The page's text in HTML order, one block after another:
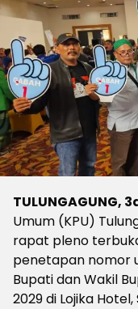
TULUNGAGUNG,
Umum (KPU)
rapat pleno
penetapan nomor
Bupati dan Wakil
2029 di Lojika